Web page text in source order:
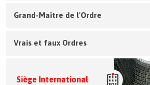
Grand-Maître de l'Ordre
Vrais et faux Ordres
Siège International